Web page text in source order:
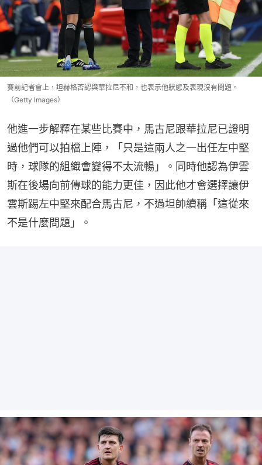
賽前記者會上，坦赫格否認與華拉尼不和，也表示他狀態及表現沒有問題。
（Getty Images）
他進一步解釋在某些比賽中，馬古尼跟華拉尼已證明
過他們可以拍檔上陣，「只是這兩人之一出任左中堅
時，球隊的組織會變得不太流暢」。同時他認為伊雲
斯在後場向前傳球的能力更佳，因此他才會選擇讓伊
雲斯踢左中堅來配合馬古尼，不過坦帥續稱「這從來
不是什麼問題」。